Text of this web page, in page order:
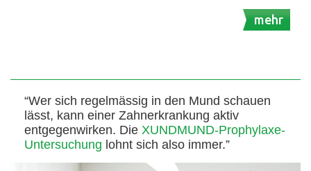
mehr
“Wer sich regelmässig in den Mund schauen
lässt, kann einer Zahnerkrankung aktiv
entgegenwirken. Die XUNDMUND-Prophylaxe-
Untersuchung lohnt sich also immer.”